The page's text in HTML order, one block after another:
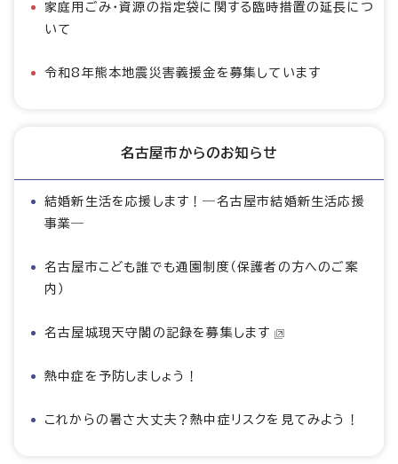
家庭用ごみ・資源の指定袋に関する臨時措置の延長につ
いて
令和8年熊本地震災害義援金を募集しています
名古屋市からのお知らせ
結婚新生活を応援します！―名古屋市結婚新生活応援
事業―
名古屋市こども誰でも通園制度（保護者の方へのご案
内）
名古屋城現天守閣の記録を募集します
熱中症を予防しましょう！
これからの暑さ大丈夫？熱中症リスクを見てみよう！